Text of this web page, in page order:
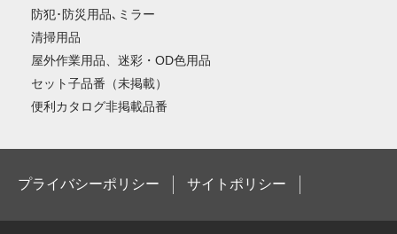
防犯･防災用品､ミラー
清掃用品
屋外作業用品、迷彩・OD色用品
セット子品番（未掲載）
便利カタログ非掲載品番
プライバシーポリシー サイトポリシー